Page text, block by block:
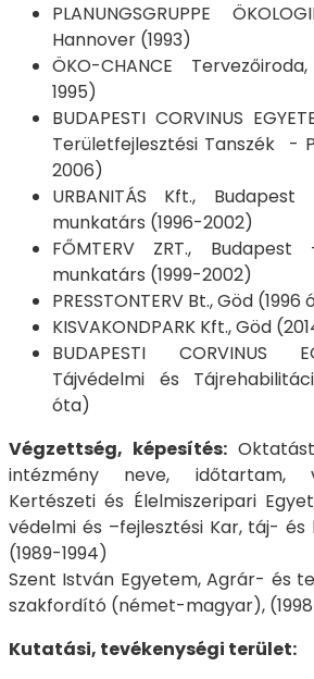
PLANUNGSGRUPPE
Hannover (1993)
ÖKO-CHANCE
1995)
BUDAPESTI CORVINUS
Területfejlesztési Tanszék -
2006)
URBANITÁS Kft.,
munkatárs (1996-2002)
FŐMTERV ZRT.,
munkatárs (1999-2002)
PRESSTONTERV Bt., Göd (1996
KISVAKONDPARK Kft., Göd
BUDAPESTI CORVINUS
Tájvédelmi és
óta)
Végzettség, képesítés:
intézmény neve, időtartam,
Kertészeti és Élelmiszeripari
védelmi és –fejlesztési Kar, táj-
(1989-1994)
Szent István Egyetem, Agrár- és
szakfordító (német-magyar),
Kutatási, tevékenységi terület: